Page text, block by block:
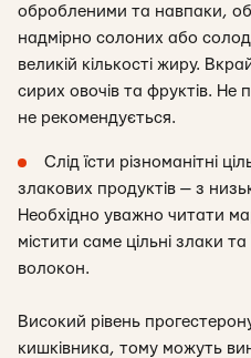
обробленими та навпаки,
надмірно солоних або
великій кількості жиру.
сирих овочів та фруктів. Не
не рекомендується.
Слід їсти різноманітні
злакових продуктів — з
Необхідно уважно читати
містити саме цільні злаки
волокон.
Високий рівень
кишківника, тому можуть